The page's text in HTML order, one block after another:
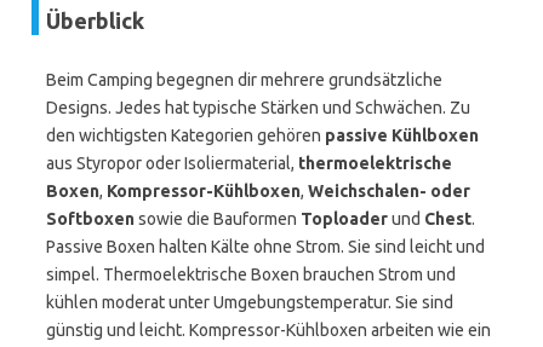
Überblick
Beim Camping begegnen dir mehrere grundsätzliche
Designs. Jedes hat typische Stärken und Schwächen. Zu
den wichtigsten Kategorien gehören passive Kühlboxen
aus Styropor oder Isoliermaterial, thermoelektrische
Boxen, Kompressor-Kühlboxen, Weichschalen- oder
Softboxensowie die Bauformen Toploaderund Chest.
Passive Boxen halten Kälte ohne Strom. Sie sind leicht und
simpel. Thermoelektrische Boxen brauchen Strom und
kühlen moderat unter Umgebungstemperatur. Sie sind
günstig und leicht. Kompressor-Kühlboxen arbeiten wie ein